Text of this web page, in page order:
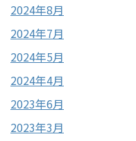
2024年8月
2024年7月
2024年5月
2024年4月
2023年6月
2023年3月